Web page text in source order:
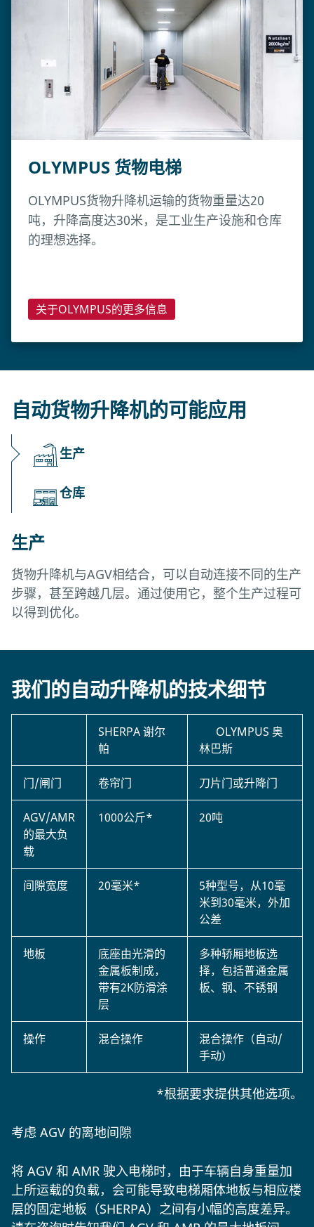
OLYMPUS 货物电梯
OLYMPUS货物升降机运输的货物重量达20
吨，升降高度达30米，是工业生产设施和仓库
的理想选择。
关于OLYMPUS的更多信息
自动货物升降机的可能应用
生产
仓库
生产
货物升降机与AGV相结合，可以自动连接不同的生产
步骤，甚至跨越几层。通过使用它，整个生产过程可
以得到优化。
全自动地为储存区的所有楼层服务。简单而快速的集
成通过实现自动、混合或可选的手动操作，增加了灵
活性。
我们的自动升降机的技术细节
SHERPA 谢尔
帕
OLYMPUS 奥
林巴斯
门/闸门 卷帘门 刀片门或升降门
AGV/AMR
的最大负
载
1000公斤* 20吨
间隙宽度 20毫米*
5种型号，从10毫
米到30毫米，外加
公差
地板
底座由光滑的
金属板制成，
带有2K防滑涂
层
多种轿厢地板选
择，包括普通金属
板、钢、不锈钢
操作 混合操作
混合操作（自动/
手动）
*根据要求提供其他选项。
考虑 AGV 的离地间隙
将 AGV 和 AMR 驶入电梯时，由于车辆自身重量加
上所运载的负载，会可能导致电梯厢体地板与相应楼
层的固定地板（SHERPA）之间有小幅的高度差异。